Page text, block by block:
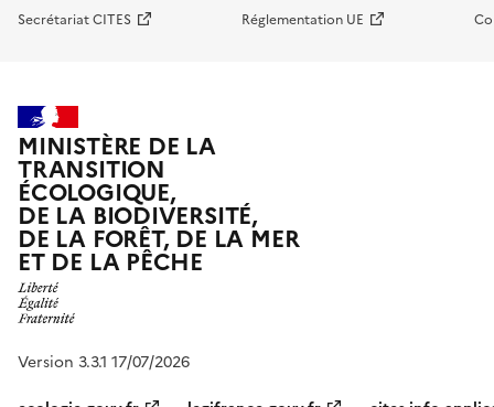
Secrétariat CITES Réglementation UE
MINISTÈRE DE LA
TRANSITION
ÉCOLOGIQUE,
DE LA BIODIVERSITÉ,
DE LA FORÊT, DE LA MER
ET DE LA PÊCHE
Version 3.3.1 17/07/2026